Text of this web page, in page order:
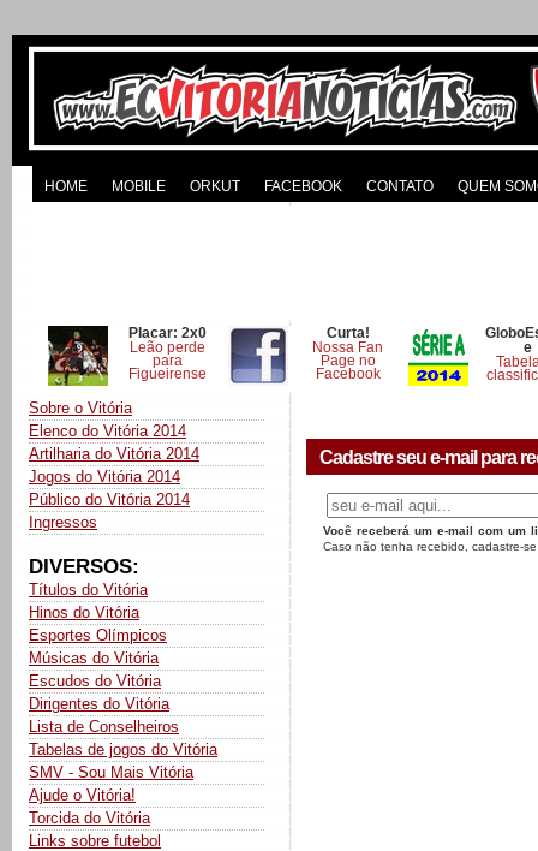
HOME MOBILE ORKUT FACEBOOK CONTATO QUEM
Placar: 2x0
Leão perde
para
Figueirense
Curta!
Nossa Fan
Page no
Facebook
e
Sobre o Vitória
Elenco do Vitória 2014
Artilharia do Vitória 2014
Jogos do Vitória 2014
Público do Vitória 2014
Ingressos
DIVERSOS:
Títulos do Vitória
Hinos do Vitória
Esportes Olímpicos
Músicas do Vitória
Escudos do Vitória
Dirigentes do Vitória
Lista de Conselheiros
Tabelas de jogos do Vitória
SMV - Sou Mais Vitória
Ajude o Vitória!
Torcida do Vitória
Links sobre futebol
Cadastre seu e-mail para
Você receberá um e-mail com um
Caso não tenha recebido, cadastre-